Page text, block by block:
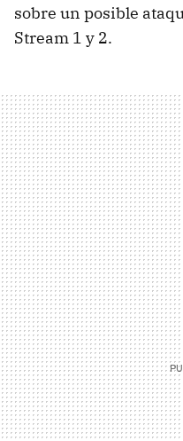
sobre un posible
Stream 1 y 2.